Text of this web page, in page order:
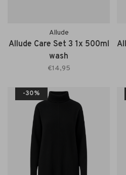
Allude
Allude Care Set 3 1x 500ml
wash
€14,95
-30%